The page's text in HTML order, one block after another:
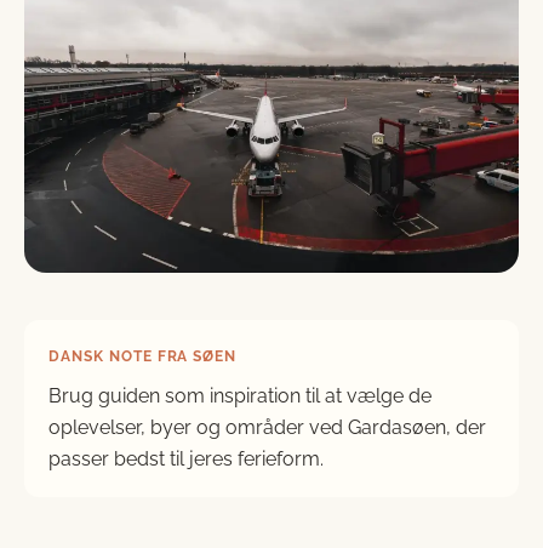
DANSK NOTE FRA SØEN
Brug guiden som inspiration til at vælge de
oplevelser, byer og områder ved Gardasøen, der
passer bedst til jeres ferieform.